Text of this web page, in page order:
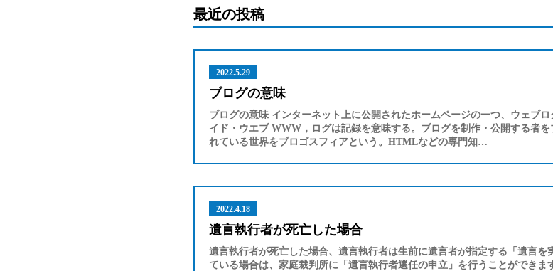
最近の投稿
2022.5.29
ブログの意味
ブログの意味 インターネット上に公開されたホームページの一つ、ウェブ
イド・ウエブ WWW，ログは記録を意味する。ブログを制作・公開する者
れている世界をブロゴスフィアという。HTMLなどの専門知…
2022.4.18
遺言執行者が死亡した場合
遺言執行者が死亡した場合、遺言執行者は生前に遺言者が指定する「遺言
ている場合は、家庭裁判所に「遺言執行者選任の申立」を行うことができま